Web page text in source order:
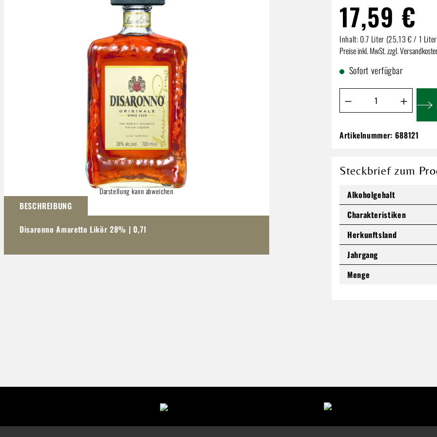
Darstellung kann abweichen
BESCHREIBUNG
Disaronno Amaretto Likör 28% | 0,7l
17,59 €
Inhalt: 0.7 Liter (25,13 € / 1
Preise inkl. MwSt. zzgl.
Sofort verfügbar
Produkt Anzahl: Gib
17,59 €
Inhalt:0.7 Liter (25,13 € / 1
Preise inkl. MwSt. zzgl. Versandkosten
Artikelnummer: 688121
Steckbrief zum
Alkoholgehalt
Charakteristiken
Herkunftsland
Jahrgang
Menge